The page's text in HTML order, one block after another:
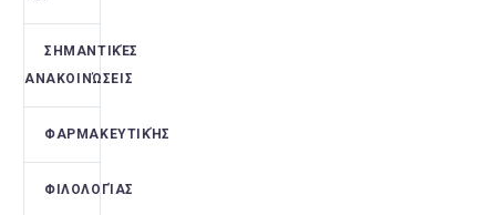
ΣΗΜΑΝΤΙΚΈΣ
ΑΝΑΚΟΙΝΏΣΕΙΣ
ΦΑΡΜΑΚΕΥΤΙΚΉΣ
ΦΙΛΟΛΟΓΊΑΣ